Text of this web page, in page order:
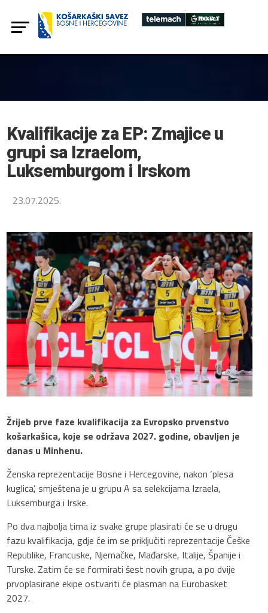
Kvalifikacije za EP: Zmajice u
grupi sa Izraelom,
Luksemburgom i Irskom
23.07.2025.
Žrijeb prve faze kvalifikacija za Evropsko prvenstvo
košarkašica, koje se održava 2027. godine, obavljen je
danas u Minhenu.
Ženska reprezentacije Bosne i Hercegovine, nakon ‘plesa
kuglica’, smještena je u grupu A sa selekcijama Izraela,
Luksemburga i Irske.
Po dva najbolja tima iz svake grupe plasirati će se u drugu
fazu kvalifikacija, gdje će im se priključiti reprezentacije Češke
Republike, Francuske, Njemačke, Mađarske, Italije, Španije i
Turske. Zatim će se formirati šest novih grupa, a po dvije
prvoplasirane ekipe ostvariti će plasman na Eurobasket
2027.